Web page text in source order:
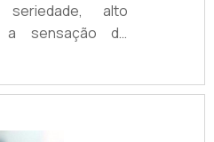
alto
a sensação de
Essa
para sinalizar
muita resistência,